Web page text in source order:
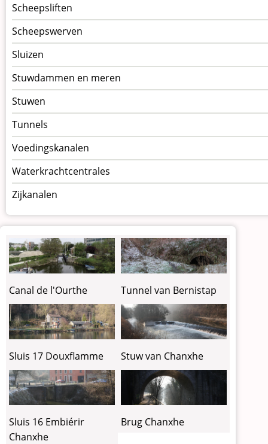
Scheepsliften
Scheepswerven
Sluizen
Stuwdammen en meren
Stuwen
Tunnels
Voedingskanalen
Waterkrachtcentrales
Zijkanalen
Canal de l'Ourthe Tunnel van Bernistap
Sluis 17 Douxflamme Stuw van Chanxhe
Sluis 16 Embiérir
Chanxhe
Brug Chanxhe